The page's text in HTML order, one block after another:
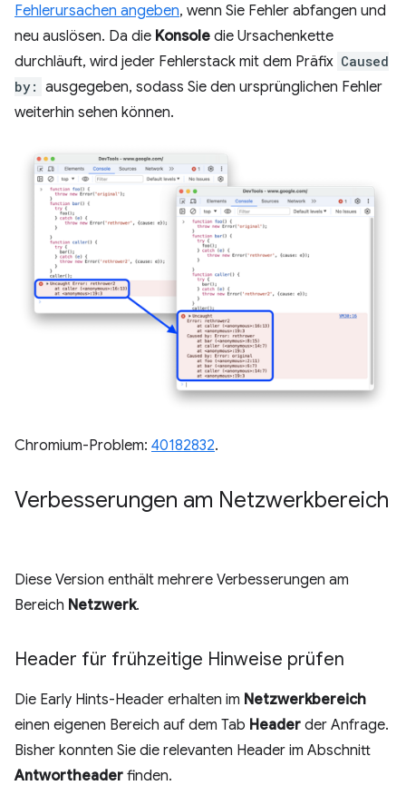
Fehlerursachen angeben, wenn Sie Fehler abfangen und
neu auslösen. Da die Konsole die Ursachenkette
durchläuft, wird jeder Fehlerstack mit dem Präfix Caused
by: ausgegeben, sodass Sie den ursprünglichen Fehler
weiterhin sehen können.
Chromium-Problem: 40182832.
Verbesserungen am Netzwerkbereich
Diese Version enthält mehrere Verbesserungen am
Bereich Netzwerk.
Header für frühzeitige Hinweise prüfen
Die Early Hints-Header erhalten im Netzwerkbereich
einen eigenen Bereich auf dem Tab Header der Anfrage.
Bisher konnten Sie die relevanten Header im Abschnitt
Antwortheader finden.